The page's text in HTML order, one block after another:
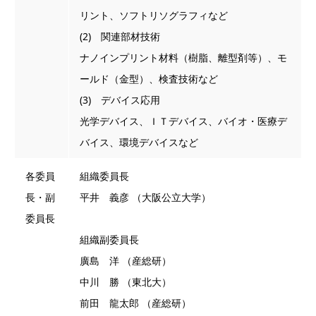
リント、ソフトリソグラフィなど
(2) 関連部材技術
ナノインプリント材料（樹脂、離型剤等）、モ
ールド（金型）、検査技術など
(3) デバイス応用
光学デバイス、ＩＴデバイス、バイオ・医療デ
バイス、環境デバイスなど
各委員
長・副
委員長
組織委員長
平井 義彦 （大阪公立大学）
組織副委員長
廣島 洋 （産総研）
中川 勝 （東北大）
前田 龍太郎 （産総研）